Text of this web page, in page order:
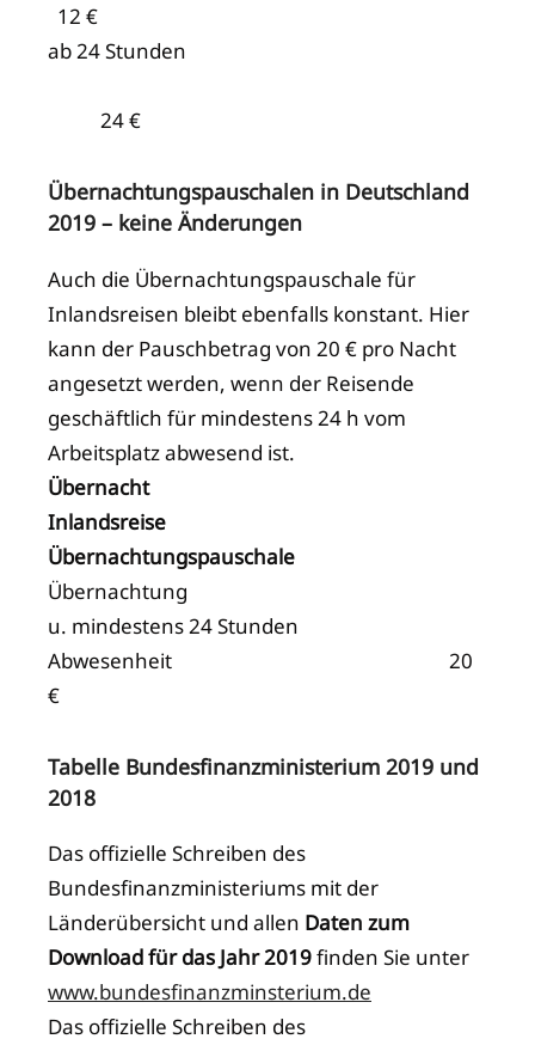
12 €
ab 24 Stunden
24 €
Übernachtungspauschalen in Deutschland
2019 – keine Änderungen
Auch die Übernachtungspauschale für
Inlandsreisen bleibt ebenfalls konstant. Hier
kann der Pauschbetrag von 20 € pro Nacht
angesetzt werden, wenn der Reisende
geschäftlich für mindestens 24 h vom
Arbeitsplatz abwesend ist.
Übernacht
Inlandsreise
Übernachtungspauschale
Übernachtung
u. mindestens 24 Stunden
Abwesenheit 20
€
Tabelle Bundesfinanzministerium 2019 und
2018
Das offizielle Schreiben des
Bundesfinanzministeriums mit der
Länderübersicht und allen Daten zum
Download für das Jahr 2019finden Sie unter
www.bundesfinanzminsterium.de
Das offizielle Schreiben des